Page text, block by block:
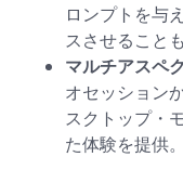
ロンプトを与
スさせること
マルチアスペ
オセッション
スクトップ・
た体験を提供。